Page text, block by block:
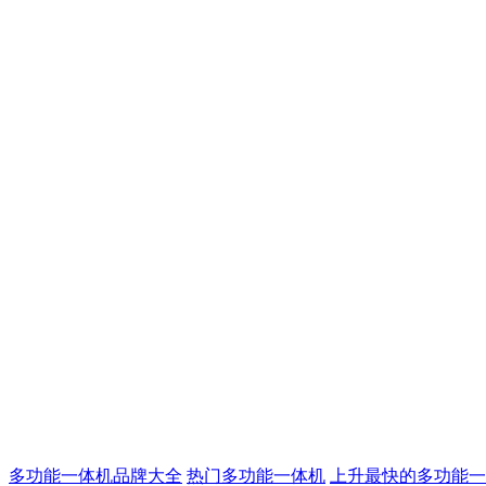
多功能一体机品牌大全 热门多功能一体机 上升最快的多功能